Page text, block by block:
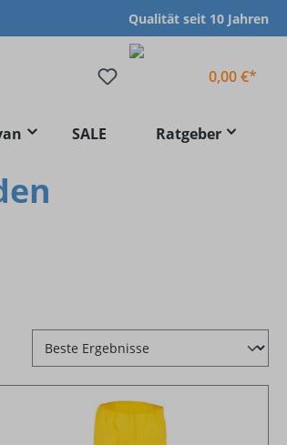
Qualität seit 10 Jahren
0,00 €*
SALE Ratgeber